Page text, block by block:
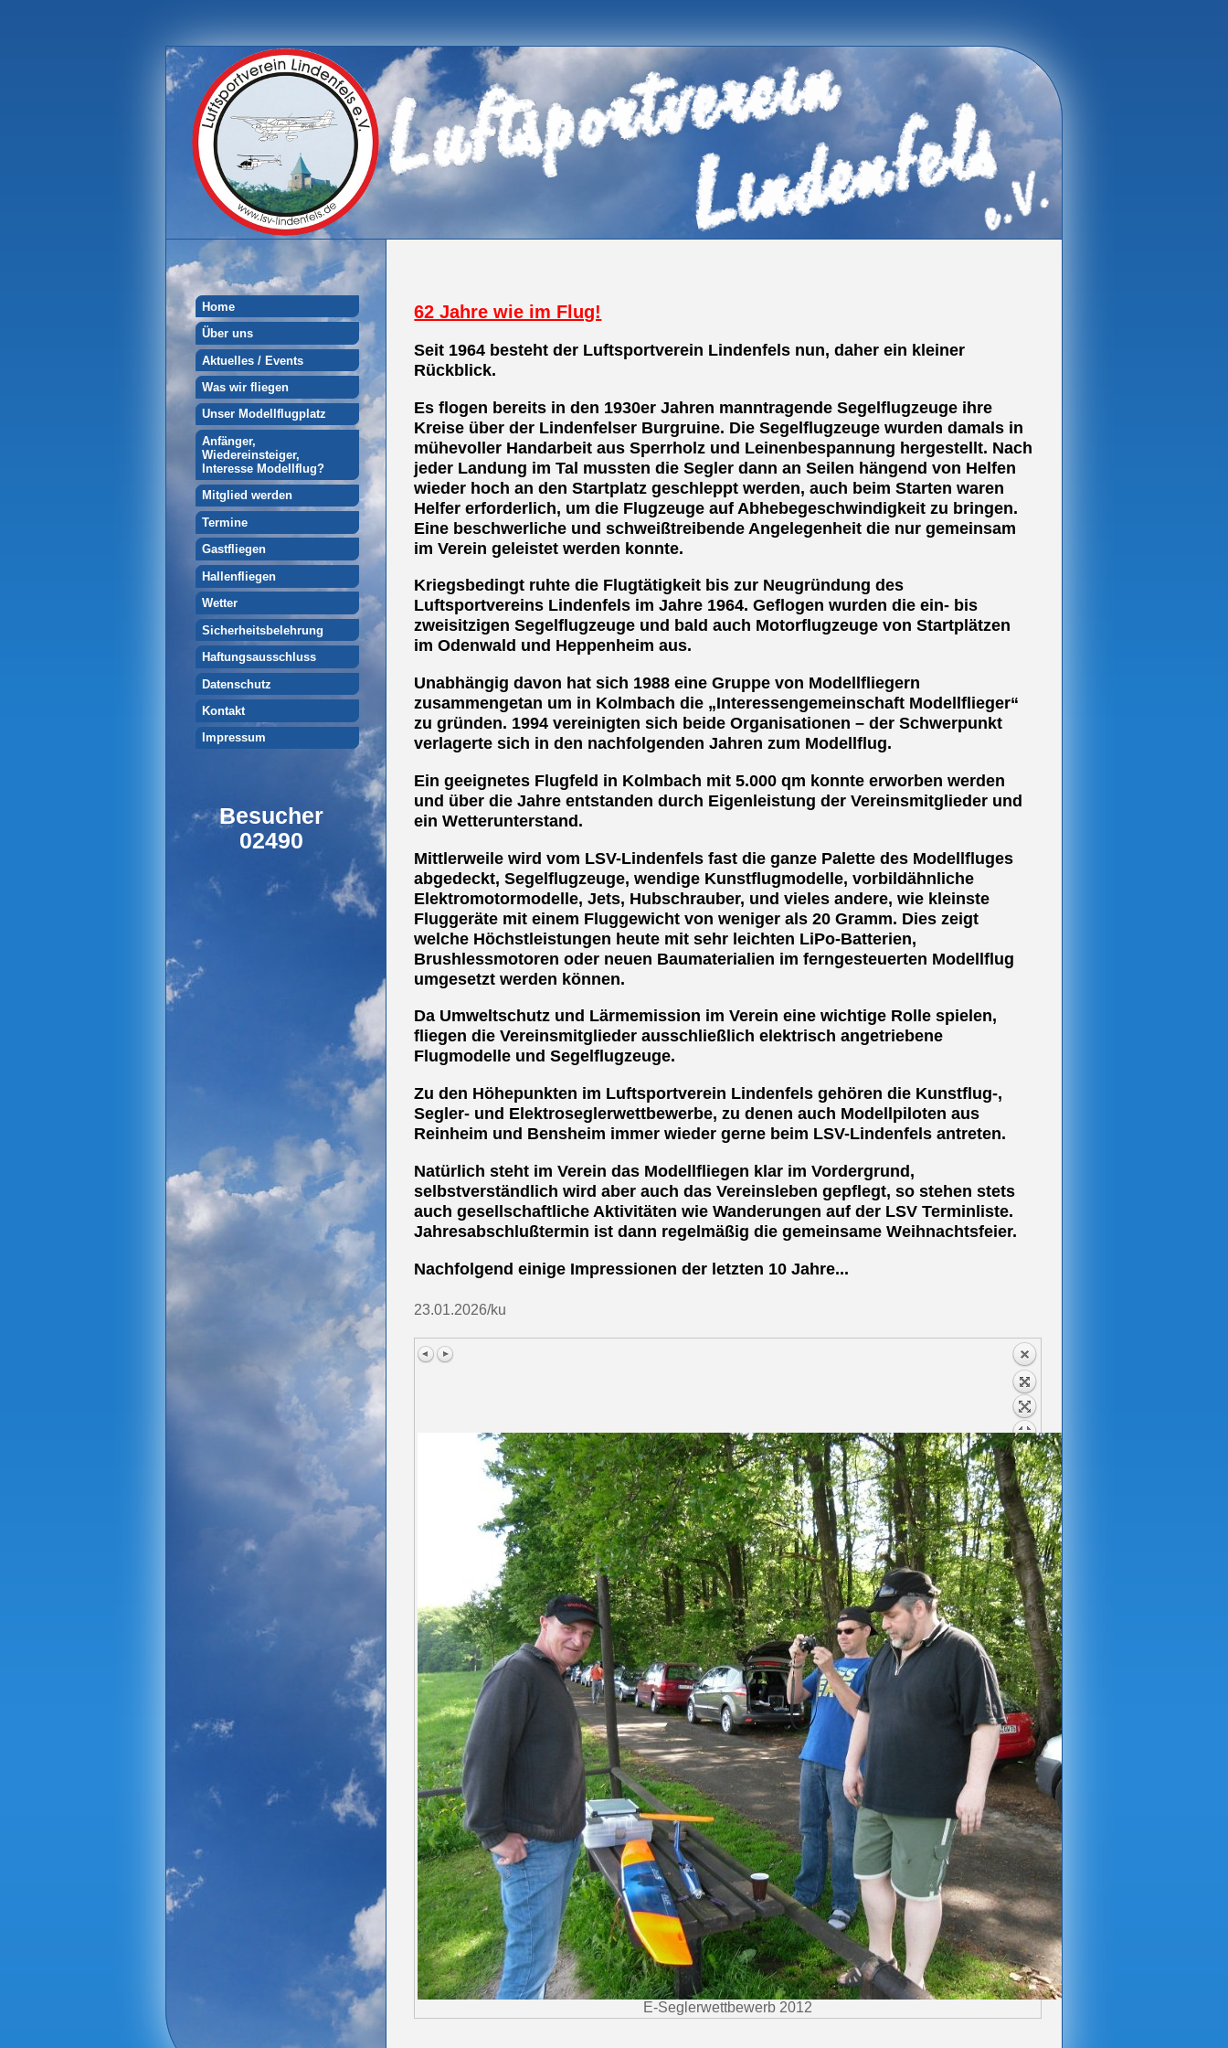
Home
Über uns
Aktuelles / Events
Was wir fliegen
Unser Modellflugplatz
Anfänger,
Wiedereinsteiger,
Interesse Modellflug?
Mitglied werden
Termine
Gastfliegen
Hallenfliegen
Wetter
Sicherheitsbelehrung
Haftungsausschluss
Datenschutz
Kontakt
Impressum
Besucher
02490
62 Jahre wie im Flug!
Seit 1964 besteht der Luftsportverein Lindenfels nun, daher ein kleiner
Rückblick.
Es flogen bereits in den 1930er Jahren manntragende Segelflugzeuge ihre
Kreise über der Lindenfelser Burgruine. Die Segelflugzeuge wurden damals in
mühevoller Handarbeit aus Sperrholz und Leinenbespannung hergestellt. Nach
jeder Landung im Tal mussten die Segler dann an Seilen hängend von Helfen
wieder hoch an den Startplatz geschleppt werden, auch beim Starten waren
Helfer erforderlich, um die Flugzeuge auf Abhebegeschwindigkeit zu bringen.
Eine beschwerliche und schweißtreibende Angelegenheit die nur gemeinsam
im Verein geleistet werden konnte.
Kriegsbedingt ruhte die Flugtätigkeit bis zur Neugründung des
Luftsportvereins Lindenfels im Jahre 1964. Geflogen wurden die ein- bis
zweisitzigen Segelflugzeuge und bald auch Motorflugzeuge von Startplätzen
im Odenwald und Heppenheim aus.
Unabhängig davon hat sich 1988 eine Gruppe von Modellfliegern
zusammengetan um in Kolmbach die „Interessengemeinschaft Modellflieger“
zu gründen. 1994 vereinigten sich beide Organisationen – der Schwerpunkt
verlagerte sich in den nachfolgenden Jahren zum Modellflug.
Ein geeignetes Flugfeld in Kolmbach mit 5.000 qm konnte erworben werden
und über die Jahre entstanden durch Eigenleistung der Vereinsmitglieder und
ein Wetterunterstand.
Mittlerweile wird vom LSV-Lindenfels fast die ganze Palette des Modellfluges
abgedeckt, Segelflugzeuge, wendige Kunstflugmodelle, vorbildähnliche
Elektromotormodelle, Jets, Hubschrauber, und vieles andere, wie kleinste
Fluggeräte mit einem Fluggewicht von weniger als 20 Gramm. Dies zeigt
welche Höchstleistungen heute mit sehr leichten LiPo-Batterien,
Brushlessmotoren oder neuen Baumaterialien im ferngesteuerten Modellflug
umgesetzt werden können.
Da Umweltschutz und Lärmemission im Verein eine wichtige Rolle spielen,
fliegen die Vereinsmitglieder ausschließlich elektrisch angetriebene
Flugmodelle und Segelflugzeuge.
Zu den Höhepunkten im Luftsportverein Lindenfels gehören die Kunstflug-,
Segler- und Elektroseglerwettbewerbe, zu denen auch Modellpiloten aus
Reinheim und Bensheim immer wieder gerne beim LSV-Lindenfels antreten.
Natürlich steht im Verein das Modellfliegen klar im Vordergrund,
selbstverständlich wird aber auch das Vereinsleben gepflegt, so stehen stets
auch gesellschaftliche Aktivitäten wie Wanderungen auf der LSV Terminliste.
Jahresabschlußtermin ist dann regelmäßig die gemeinsame Weihnachtsfeier.
Nachfolgend einige Impressionen der letzten 10 Jahre...
23.01.2026/ku
E-Seglerwettbewerb 2012